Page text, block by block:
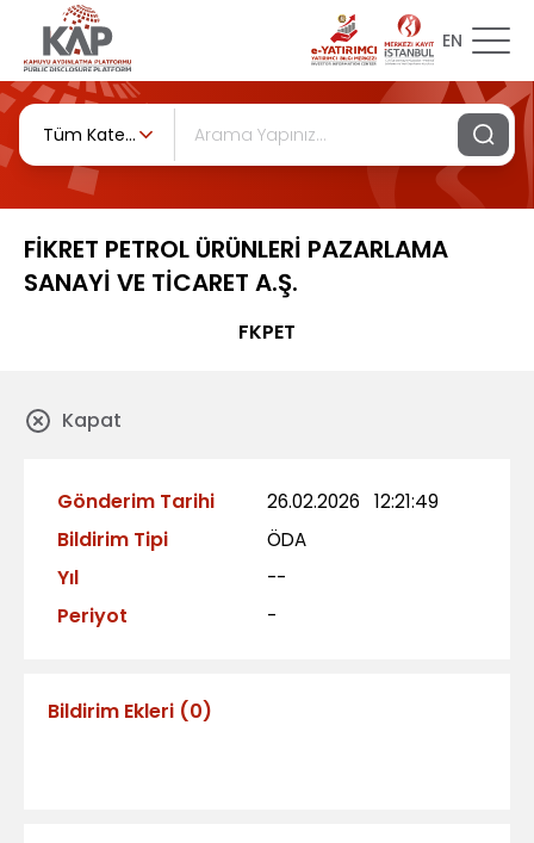
EN
Tüm Kategoriler
FİKRET PETROL ÜRÜNLERİ PAZARLAMA
SANAYİ VE TİCARET A.Ş.
FKPET
Kapat
Gönderim Tarihi 26.02.2026 12:21:49
Bildirim Tipi ÖDA
Yıl --
Periyot -
Bildirim Ekleri (0)